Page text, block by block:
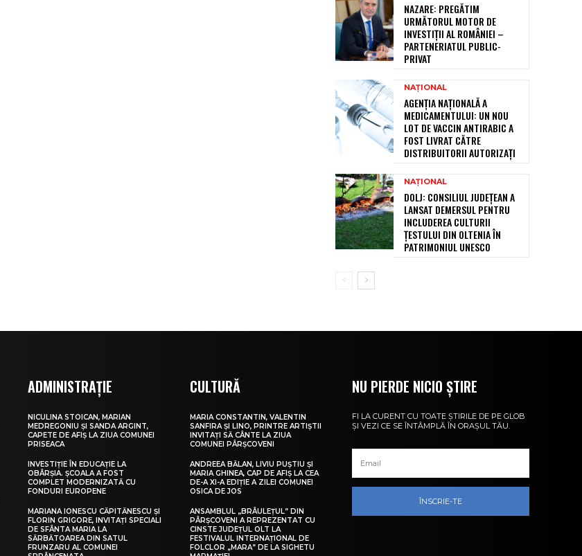
NAZARE: PREGĂTIM
URMĂTORUL MOTOR DE
INVESTIȚII AL ROMÂNIEI –
PARTENERIATUL PUBLIC-
PRIVAT
NAȚIONAL
AGENȚIA NAȚIONALĂ A
MEDICAMENTULUI: UN NOU
LOT DE VACCIN ANTIRABIC A
FOST LIVRAT CĂTRE
DISTRIBUITORII AUTORIZAȚI
NAȚIONAL
DOLJ: CONSILIUL JUDEȚEAN A
LANSAT DEMERSUL PENTRU
INCLUDEREA CULTURII
ȚESTULUI DIN OLTENIA ÎN
PATRIMONIUL UNESCO
ADMINISTRAȚIE
NICULINA STOICAN, MARIAN
MEDREGONIU ȘI SANDA ARGINT,
CAPETE DE AFIȘ LA ZIUA COMUNEI
PRISEACA
INVESTIȚIE ÎN EDUCAȚIE LA
OBÂRȘIA. ȘCOALA A FOST
COMPLET MODERNIZATĂ CU
FONDURI EUROPENE
MARIANA IONESCU CĂPITĂNESCU ȘI
FLORIN GRIGORE, INVITAȚI SPECIALI
DE SFÂNTA MARIA LA
SĂRBĂTOAREA DIN SATUL
FRUNZARU AL COMUNEI
CULTURĂ
MARIA CONSTANTIN, VALENTIN
SANFIRA ȘI LINO, PRINTRE ARTIȘTII
INVITAȚI SĂ CÂNTE LA ZIUA
COMUNEI PÂRȘCOVENI
ANDREEA BĂLAN, LIVIU PUȘTIU ȘI
MARIA GHINEA, CAP DE AFIȘ LA CEA
DE-A XI-A EDIȚIE A ZILEI COMUNEI
OSICA DE JOS
ANSAMBLUL „BRÂULEȚUL” DIN
PÂRȘCOVENI A REPREZENTAT CU
CINSTE JUDEȚUL OLT LA
FESTIVALUL INTERNAȚIONAL DE
FOLCLOR „MARA” DE LA SIGHETU
NU PIERDE NICIO ȘTIRE
FI LA CURENT CU TOATE ȘTIRILE DE PE GLOB
ȘI VEZI CE SE ÎNTÂMPLĂ ÎN ORAȘUL TĂU.
ÎNSCRIE-TE